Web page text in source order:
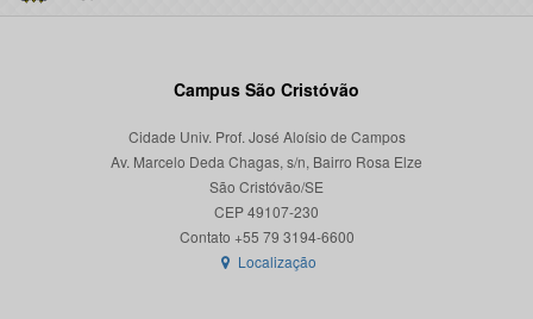
Campus São Cristóvão
Cidade Univ. Prof. José Aloísio de Campos
Av. Marcelo Deda Chagas, s/n, Bairro Rosa Elze
São Cristóvão/SE
CEP 49107-230
Localização